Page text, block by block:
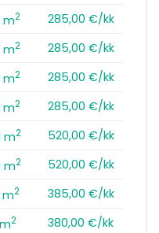
m2
285,00 €/kk
m2
285,00 €/kk
m2
285,00 €/kk
m2
285,00 €/kk
m2
520,00 €/kk
m2
520,00 €/kk
m2
385,00 €/kk
2
380,00 €/kk